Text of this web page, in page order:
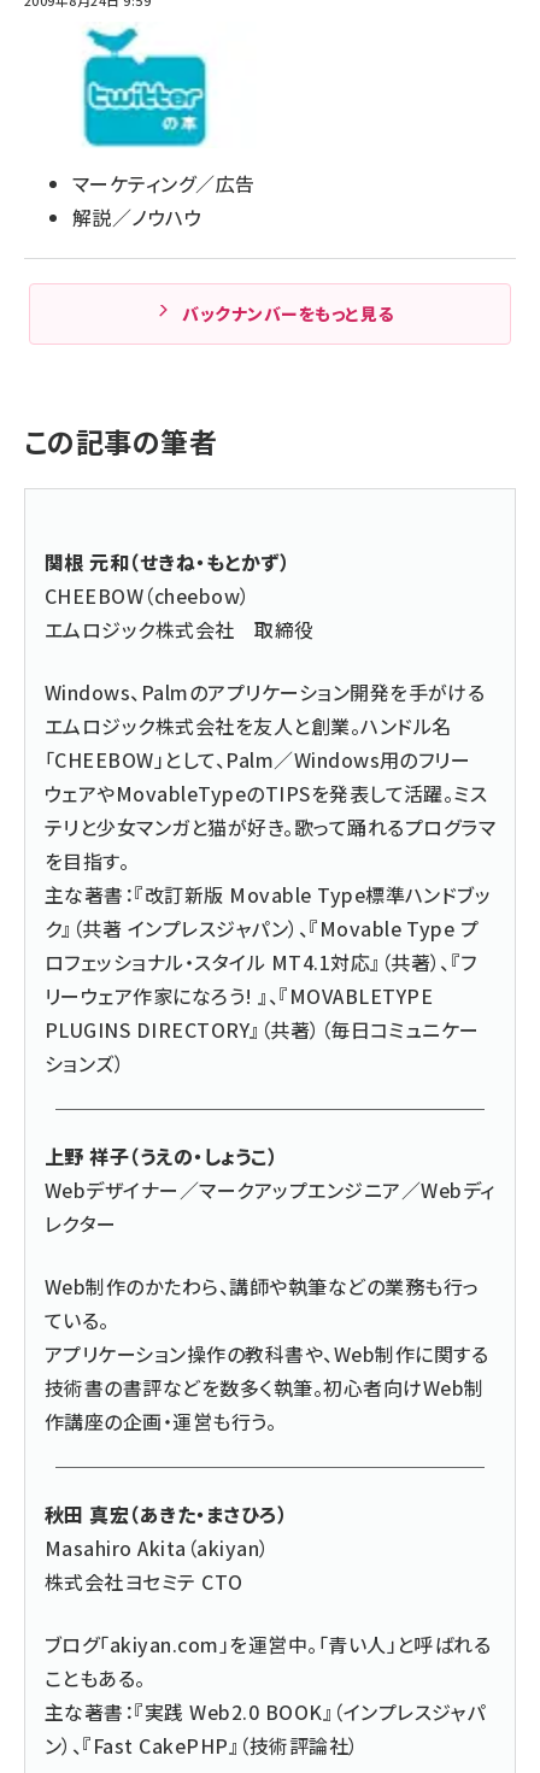
マーケティング／広告
解説／ノウハウ
バックナンバーをもっと見る
この記事の筆者
関根 元和（せきね・もとかず）
CHEEBOW（cheebow）
エムロジック株式会社 取締役
Windows、Palmのアプリケーション開発を手がける
エムロジック株式会社を友人と創業。ハンドル名
「CHEEBOW」として、Palm／Windows用のフリー
ウェアやMovableTypeのTIPSを発表して活躍。ミス
テリと少女マンガと猫が好き。歌って踊れるプログラマ
を目指す。
主な著書：『改訂新版 Movable Type標準ハンドブッ
ク』（共著 インプレスジャパン）、『Movable Type プ
ロフェッショナル・スタイル MT4.1対応』（共著）、『フ
リーウェア作家になろう! 』、『MOVABLETYPE
PLUGINS DIRECTORY』（共著）（毎日コミュニケー
ションズ）
上野 祥子（うえの・しょうこ）
Webデザイナー／マークアップエンジニア／Webディ
レクター
Web制作のかたわら、講師や執筆などの業務も行っ
ている。
アプリケーション操作の教科書や、Web制作に関する
技術書の書評などを数多く執筆。初心者向けWeb制
作講座の企画・運営も行う。
秋田 真宏（あきた・まさひろ）
Masahiro Akita（akiyan）
株式会社ヨセミテ CTO
ブログ「akiyan.com 」を運営中。「青い人」と呼ばれる
こともある。
主な著書：『実践 Web2.0 BOOK 』（インプレスジャパ
ン）、『Fast CakePHP 』（技術評論社）